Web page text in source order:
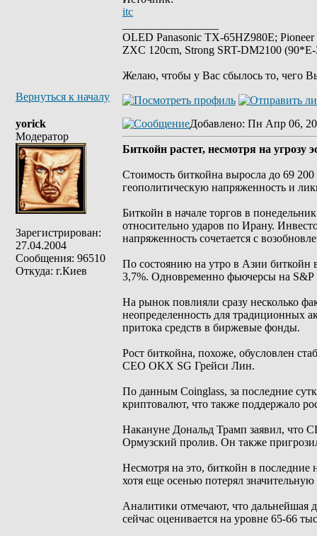
itc
OLED Panasonic TX-65HZ980E;
ZXC 120cm, Strong SRT-DM2100
Желаю, чтобы у Вас сбылось то, чего
Вернуться к началу
yorick
Модератор
Зарегистрирован:
27.04.2004
Сообщения: 96510
Откуда: г.Киев
Добавлено: Пн Апр 06,
Биткойн растет, несмотря на
Стоимость биткойна выросла до 69
геополитическую напряженность и
Биткойн в начале торгов в
относительно ударов по Ирану.
напряженность сочетается с
По состоянию на утро в Азии биткойн
3,7%. Одновременно фьючерсы на S&P
На рынок повлияли сразу несколько
неопределенность для традиционных
притока средств в биржевые фонды.
Рост биткойна, похоже, обусловлен
CEO OKX SG Грейси Лин.
По данным Coinglass, за последние
криптовалют, что также поддержало
Накануне Дональд Трамп заявил, что
Ормузский пролив. Он также
Несмотря на это, биткойн в последние
хотя еще осенью потерял
Аналитики отмечают, что дальнейшая
сейчас оценивается на уровне 65-66